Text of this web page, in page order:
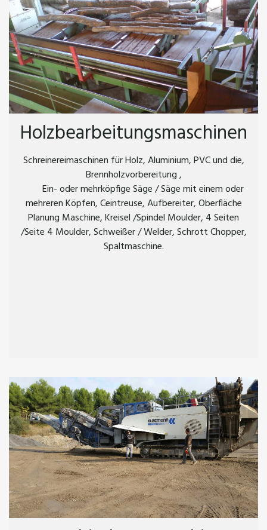
Holzbearbeitungsmaschinen
Schreinereimaschinen für Holz, Aluminium, PVC und die,
Brennholzvorbereitung ,
Ein- oder mehrköpfige Säge / Säge mit einem oder
mehreren Köpfen, Ceintreuse, Aufbereiter, Oberfläche
Planung Maschine, Kreisel /Spindel Moulder, 4 Seiten
/Seite 4 Moulder, Schweißer / Welder, Schrott Chopper,
Spaltmaschine.